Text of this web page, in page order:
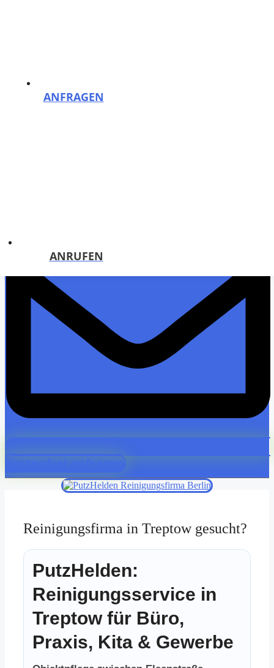
Reinigungsfirma PutzHelden Berlin: Gebäudereinigung und mehr
Kostenfrei anfragen
ANFRAGEN
ANRUFEN
Reinigungsfirma in Treptow gesucht?
PutzHelden:
Reinigungsservice in
Treptow für Büro,
Praxis, Kita & Gewerbe